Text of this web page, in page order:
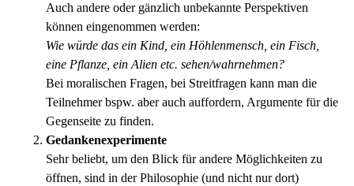
Auch andere oder gänzlich unbekannte Perspektiven
können eingenommen werden:
Wie würde das ein Kind, ein Höhlenmensch, ein Fisch,
eine Pflanze, ein Alien etc. sehen/wahrnehmen?
Bei moralischen Fragen, bei Streitfragen kann man die
Teilnehmer bspw. aber auch auffordern, Argumente für die
Gegenseite zu finden.
Gedankenexperimente
Sehr beliebt, um den Blick für andere Möglichkeiten zu
öffnen, sind in der Philosophie (und nicht nur dort)